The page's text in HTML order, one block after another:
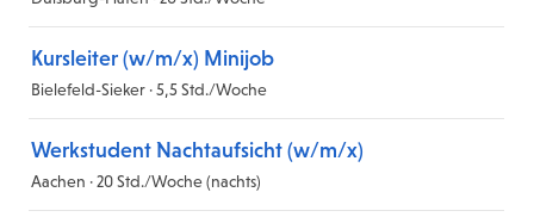
Kursleiter (w/m/x) Minijob
Bielefeld-Sieker · 5,5 Std./Woche
Werkstudent Nachtaufsicht (w/m/x)
Aachen · 20 Std./Woche (nachts)